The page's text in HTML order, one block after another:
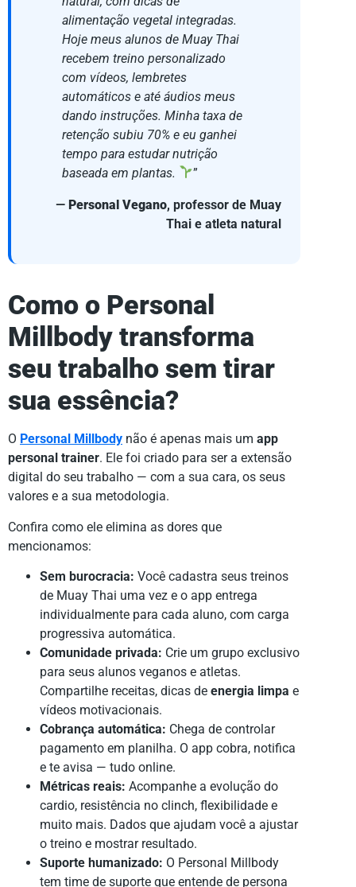
alimentação vegetal integradas.
Hoje meus alunos de Muay Thai
recebem treino personalizado
com vídeos, lembretes
automáticos e até áudios meus
dando instruções. Minha taxa de
retenção subiu 70% e eu ganhei
tempo para estudar nutrição
baseada em plantas.
”
— Personal Vegano, professor de Muay
Thai e atleta natural
Como o Personal
Millbody transforma
seu trabalho sem tirar
sua essência?
O Personal Millbody não é apenas mais um app
personal trainer. Ele foi criado para ser a extensão
digital do seu trabalho — com a sua cara, os seus
valores e a sua metodologia.
Confira como ele elimina as dores que
mencionamos:
Sem burocracia: Você cadastra seus treinos
de Muay Thai uma vez e o app entrega
individualmente para cada aluno, com carga
progressiva automática.
Comunidade privada: Crie um grupo exclusivo
para seus alunos veganos e atletas.
Compartilhe receitas, dicas de energia limpa e
vídeos motivacionais.
Cobrança automática: Chega de controlar
pagamento em planilha. O app cobra, notifica
e te avisa — tudo online.
Métricas reais: Acompanhe a evolução do
cardio, resistência no clinch, flexibilidade e
muito mais. Dados que ajudam você a ajustar
o treino e mostrar resultado.
Suporte humanizado: O Personal Millbody
tem time de suporte que entende de persona